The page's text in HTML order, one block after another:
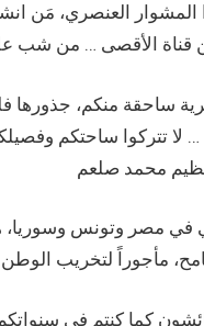
المشوار العنصري، مَن
ساحقة منكم، جذورها
تتركوا ساحتكم
مصر وتونس وسوريا،
مأجوراً لتخريب
كما كنتم في